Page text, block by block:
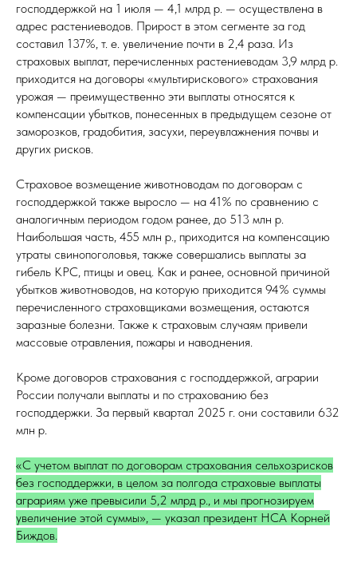
господдержкой на 1 июля — 4,1 млрд р. — осуществлена в
адрес растениеводов. Прирост в этом сегменте за год
составил 137%, т. е. увеличение почти в 2,4 раза. Из
страховых выплат, перечисленных растениеводам 3,9 млрд р.
приходится на договоры «мультирискового» страхования
урожая — преимущественно эти выплаты относятся к
компенсации убытков, понесенных в предыдущем сезоне от
заморозков, градобития, засухи, переувлажнения почвы и
других рисков.
Страховое возмещение животноводам по договорам с
господдержкой также выросло — на 41% по сравнению с
аналогичным периодом годом ранее, до 513 млн р.
Наибольшая часть, 455 млн р., приходится на компенсацию
утраты свинопоголовья, также совершались выплаты за
гибель КРС, птицы и овец. Как и ранее, основной причиной
убытков животноводов, на которую приходится 94% суммы
перечисленного страховщиками возмещения, остаются
заразные болезни. Также к страховым случаям привели
массовые отравления, пожары и наводнения.
Кроме договоров страхования с господдержкой, аграрии
России получали выплаты и по страхованию без
господдержки. За первый квартал 2025 г. они составили 632
млн р.
«С учетом выплат по договорам страхования сельхозрисков
без господдержки, в целом за полгода страховые выплаты
аграриям уже превысили 5,2 млрд р., и мы прогнозируем
увеличение этой суммы», — указал президент НСА Корней
Биждов.